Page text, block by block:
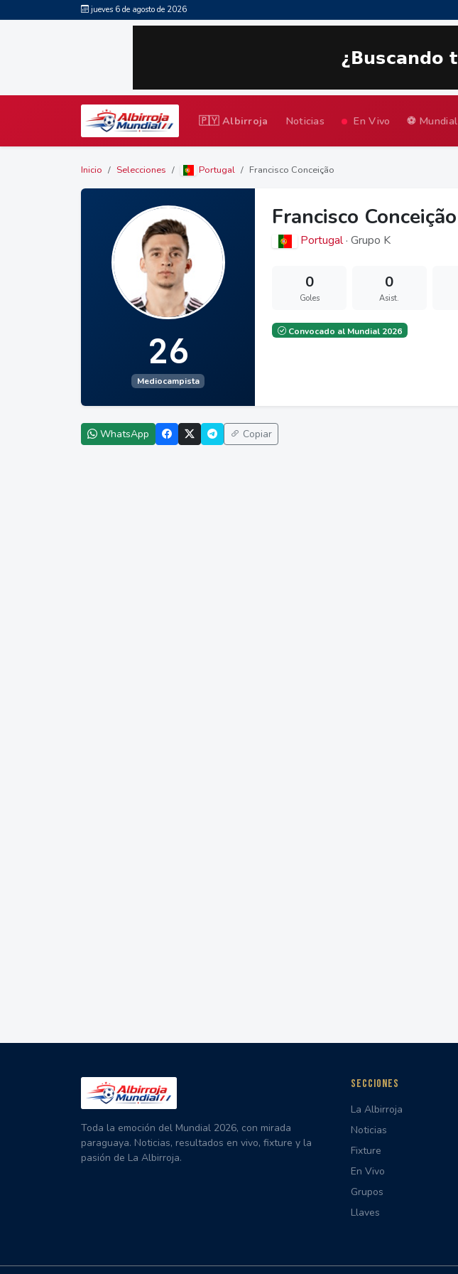
jueves 6 de agosto de 2026
🇵🇾 Albirroja Noticias En Vivo ⚽ Mundial
Inicio Selecciones Portugal Francisco Conceição
26
Mediocampista
Francisco Conceição
Portugal· Grupo K
0
Goles
0
Asist.
Convocado al Mundial 2026
WhatsApp Copiar
Toda la emoción del Mundial 2026, con mirada
paraguaya. Noticias, resultados en vivo, fixture y la
pasión de La Albirroja.
SECCIONES
La Albirroja
Noticias
Fixture
En Vivo
Grupos
Llaves